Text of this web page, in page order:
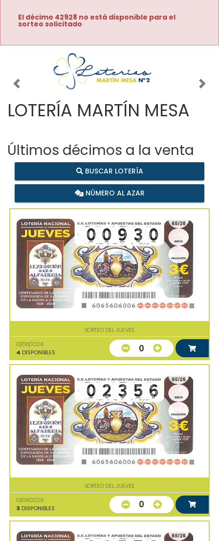
El décimo 42928 no está disponible para el
sorteo solicitado
Imagen anterior
LOTERÍA MARTÍN MESA
Últimos décimos a la venta
BUSCAR LOTERÍA
NÚMERO AL AZAR
SORTEO DEL JUEVES
13/08/2026
4 DISPONIBLES 0
SORTEO DEL JUEVES
13/08/2026
3 DISPONIBLES 0